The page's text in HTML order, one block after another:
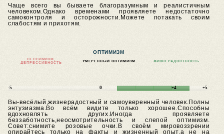
Чаще всего вы бываете благоразумным и реалистичным
человеком.Однако временами проявляете недостаточно
самоконтроля и осторожности.Можете потакать своим
слабостям и прихотям.
ОПТИМИЗМ
ПЕССИМИЗМ,
ДЕПРЕССИВНОСТЬ
УМЕРЕННЫЙ ОПТИМИЗМ ЖИЗНЕРАДОСТНОСТЬ
-5 0 +4 +5
Вы-весёлый,жизнерадостный и самоуверенный человек.Полны
энтузиазма.Во всём видите только хорошее.Способны
вдохновлять других.Иногда проявляете
беззаботность,неосмотрительность и слепой оптимизм.
Совет:снимите розовые очки.В своём мировоззрении
опирайтесь только на факты и жизненный опыт,а не на